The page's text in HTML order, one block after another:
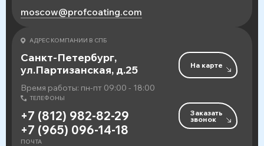
moscow@profcoating.com
АДРЕС КОМПАНИИ В СПБ
Санкт-Петербург,
ул.Партизанская, д.25
Время работы: пн-пт 09:00 - 18:00
На карте
ТЕЛЕФОНЫ
+7 (812) 982-82-29
+7 (965) 096-14-18
Заказать
звонок
ПОЧТА